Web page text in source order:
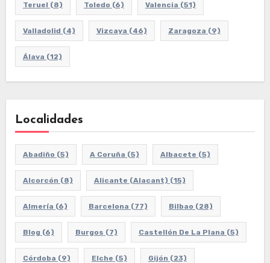
Teruel (8) Toledo (6) Valencia (51)
Valladolid (4) Vizcaya (46) Zaragoza (9)
Álava (12)
Localidades
Abadiño (5) A Coruña (5) Albacete (5)
Alcorcón (8) Alicante (Alacant) (15)
Almería (6) Barcelona (77) Bilbao (28)
Blog (6) Burgos (7) Castellón De La Plana (5)
Córdoba (9) Elche (5) Gijón (23)